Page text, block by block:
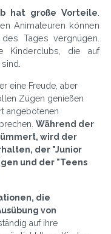
hat große Vorteile
Animateuren können
Tages vergnügen.
Kinderclubs, die auf
eine Freude, aber
Zügen genießen
angebotenen
Während der
wird der
der "Junior
und der "Teens
die
von
auf ihre